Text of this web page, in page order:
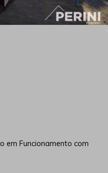
em Funcionamento com